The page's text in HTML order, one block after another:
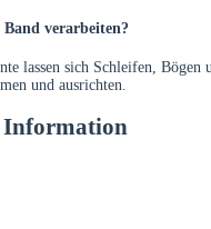
Band verarbeiten?
lassen sich Schleifen, Bögen
und ausrichten.
Information